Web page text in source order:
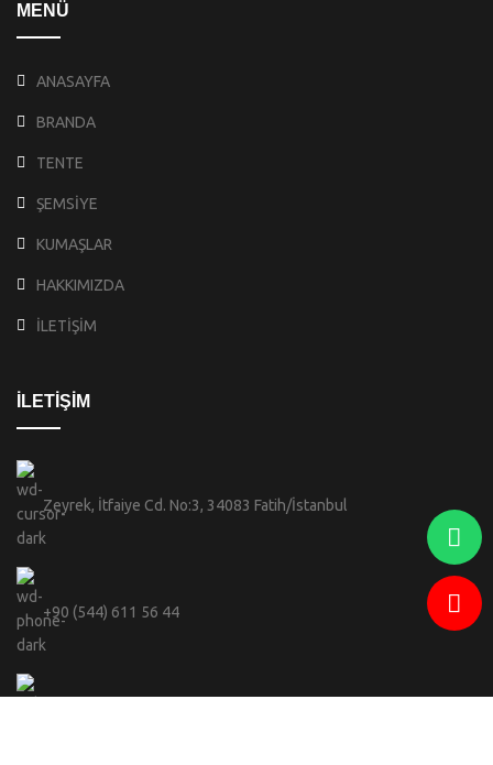
MENÜ
ANASAYFA
BRANDA
TENTE
ŞEMSİYE
KUMAŞLAR
HAKKIMIZDA
İLETİŞİM
İLETİŞİM
Zeyrek, İtfaiye Cd. No:3, 34083 Fatih/İstanbul
+90 (544) 611 56 44